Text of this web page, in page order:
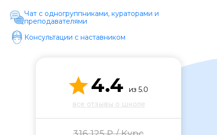
Чат с одногруппниками, кураторами и
преподавателями
Консультации с наставником
4.4
из 5.0
все отзывы о школе